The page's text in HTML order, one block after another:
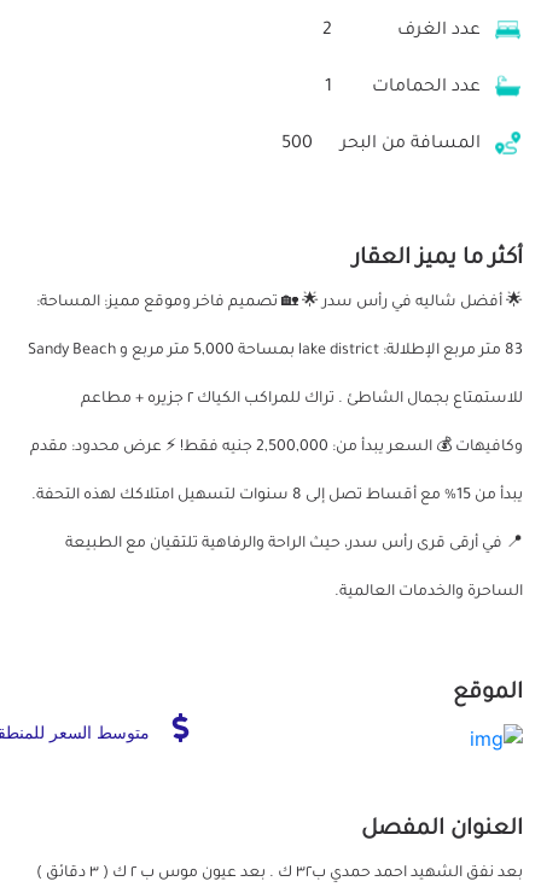
عدد الغرف 2
عدد الحمامات 1
المسافة من البحر 500
أكثر ما يميز العقار
🌟 أفضل شاليه في رأس سدر 🌟 🏡 تصميم فاخر وموقع مميز: المساحة:
83 متر مربع الإطلالة: lake district بمساحة 5,000 متر مربع و Sandy Beach
للاستمتاع بجمال الشاطئ . تراك للمراكب الكياك ٢ جزيره + مطاعم
وكافيهات 💰 السعر يبدأ من: 2,500,000 جنيه فقط! ⚡️ عرض محدود: مقدم
يبدأ من 15% مع أقساط تصل إلى 8 سنوات لتسهيل امتلاكك لهذه التحفة.
📍 في أرقى قرى رأس سدر، حيث الراحة والرفاهية تلتقيان مع الطبيعة
الساحرة والخدمات العالمية.
الموقع
متوسط السعر
العنوان المفصل
بعد نفق الشهيد احمد حمدي ب٣٢ ك . بعد عيون موس ب ٢ ك ( ٣ دقائق )